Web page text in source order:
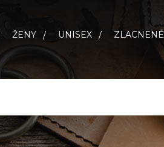
ŽENY UNISEX ZLACNENÉ